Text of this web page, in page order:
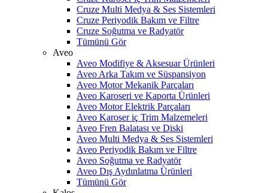
Cruze Multi Medya & Ses Sistemleri
Cruze Periyodik Bakım ve Filtre
Cruze Soğutma ve Radyatör
Tümünü Gör
Aveo
Aveo Modifiye & Aksesuar Ürünleri
Aveo Arka Takım ve Süspansiyon
Aveo Motor Mekanik Parçaları
Aveo Karoseri ve Kaporta Ürünleri
Aveo Motor Elektrik Parçaları
Aveo Karoser iç Trim Malzemeleri
Aveo Fren Balatası ve Diski
Aveo Multi Medya & Ses Sistemleri
Aveo Periyodik Bakım ve Filtre
Aveo Soğutma ve Radyatör
Aveo Dış Aydınlatma Ürünleri
Tümünü Gör